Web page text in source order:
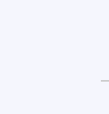
Liens de bas de